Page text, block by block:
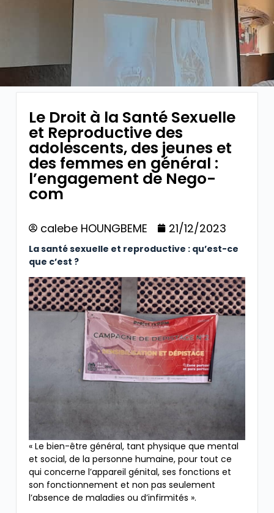
Le Droit à la Santé Sexuelle
et Reproductive des
adolescents, des jeunes et
des femmes en général :
l’engagement de Nego-
com
calebe HOUNGBEME 21/12/2023
La santé sexuelle et reproductive : qu’est-ce
que c’est ?
« Le bien-être général, tant physique que mental
et social, de la personne humaine, pour tout ce
qui concerne l’appareil génital, ses fonctions et
son fonctionnement et non pas seulement
l’absence de maladies ou d’infirmités ».